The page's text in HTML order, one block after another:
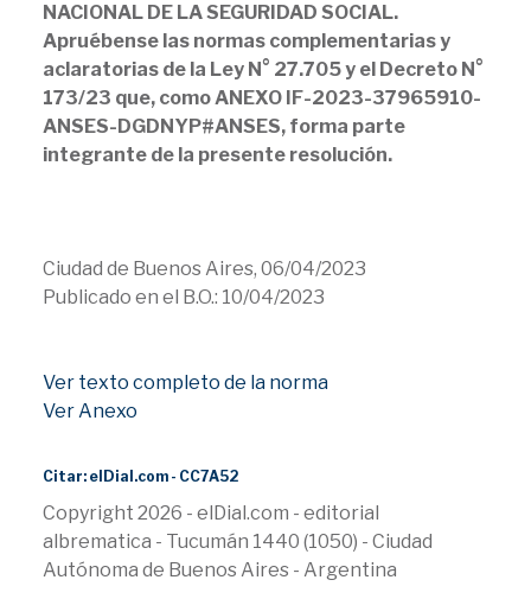
NACIONAL DE LA SEGURIDAD SOCIAL.
Apruébense las normas complementarias y
aclaratorias de la Ley N° 27.705 y el Decreto N°
173/23 que, como ANEXO IF-2023-37965910-
ANSES-DGDNYP#ANSES, forma parte
integrante de la presente resolución.
Ciudad de Buenos Aires, 06/04/2023
Publicado en el B.O.: 10/04/2023
Ver texto completo de la norma
Ver Anexo
Citar: elDial.com - CC7A52
Copyright 2026 - elDial.com - editorial
albrematica - Tucumán 1440 (1050) - Ciudad
Autónoma de Buenos Aires - Argentina